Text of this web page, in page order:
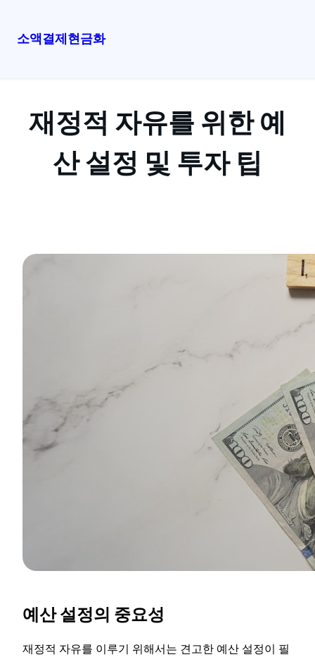
소액결제현금화
재정적 자유를 위한 예
산 설정 및 투자 팁
예산 설정의 중요성
재정적 자유를 이루기 위해서는 견고한 예산 설정이 필